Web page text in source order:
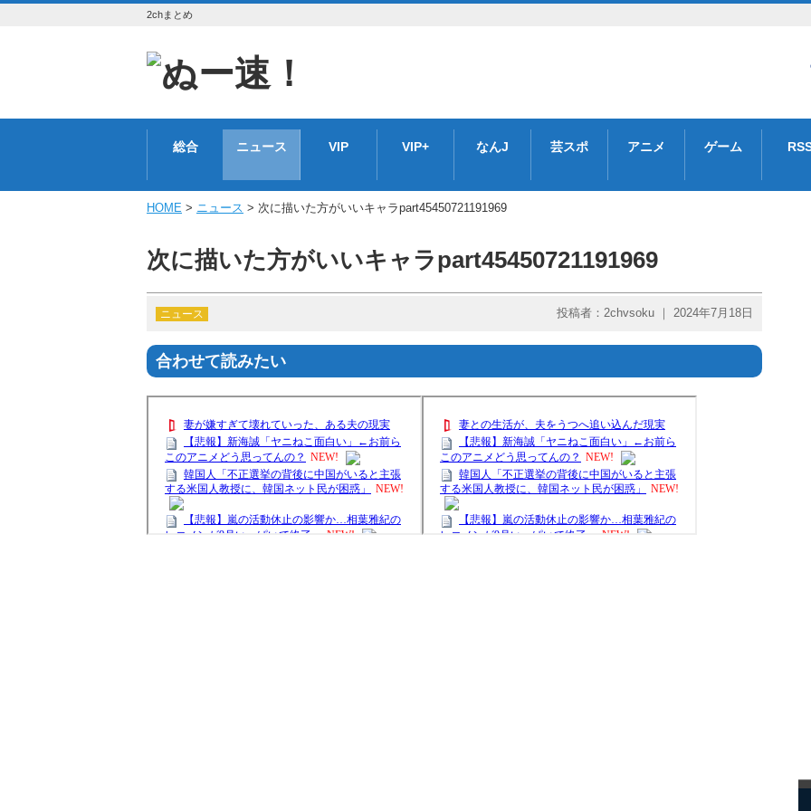
2chまとめ
総合 ニュース VIP VIP+ なんJ 芸スポ アニメ ゲーム
HOME > ニュース > 次に描いた方がいいキャラpart45450721191969
次に描いた方がいいキャラpart45450721191969
ニュース 投稿者：2chvsoku ｜ 2024年7月18日
合わせて読みたい